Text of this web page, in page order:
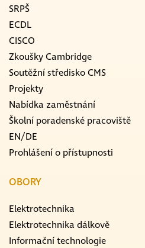
SRPŠ
ECDL
CISCO
Zkoušky Cambridge
Soutěžní středisko CMS
Projekty
Nabídka zaměstnání
Školní poradenské pracoviště
EN/DE
Prohlášení o přístupnosti
OBORY
Elektrotechnika
Elektrotechnika dálkově
Informační technologie